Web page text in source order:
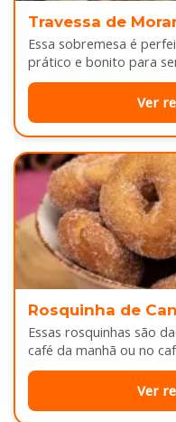
Travessa de
Essa sobremesa é
prático e bonito para
aniversários ou…
Ver
Rosquinha de
Essas rosquinhas são
café da manhã ou no
douradinhas por…
Ver